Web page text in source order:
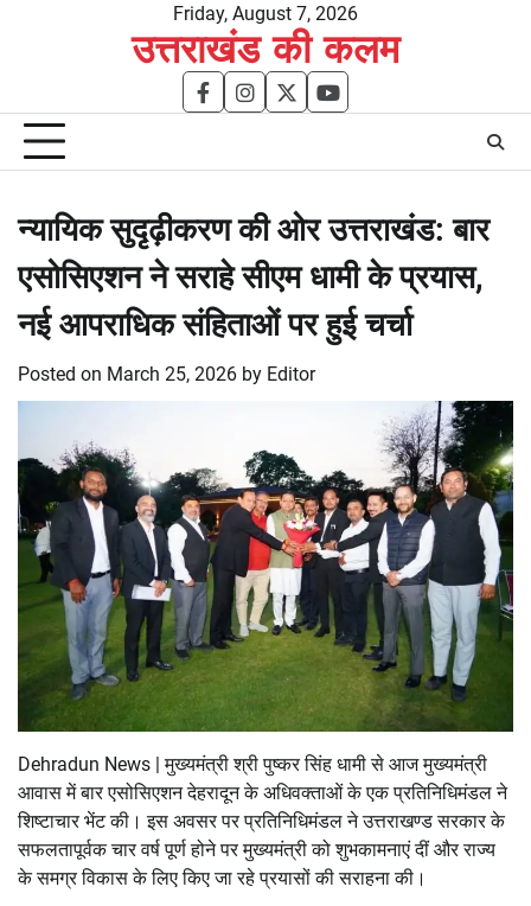
Friday, August 7, 2026
उत्तराखंड की कलम
facebookinstagram
twitteryoutube
न्यायिक सुदृढ़ीकरण की ओर उत्तराखंड: बार
एसोसिएशन ने सराहे सीएम धामी के प्रयास,
नई आपराधिक संहिताओं पर हुई चर्चा
Posted on March 25, 2026 by Editor
Dehradun News | मुख्यमंत्री श्री पुष्कर सिंह धामी से आज मुख्यमंत्री
आवास में बार एसोसिएशन देहरादून के अधिवक्ताओं के एक प्रतिनिधिमंडल ने
शिष्टाचार भेंट की। इस अवसर पर प्रतिनिधिमंडल ने उत्तराखण्ड सरकार के
सफलतापूर्वक चार वर्ष पूर्ण होने पर मुख्यमंत्री को शुभकामनाएं दीं और राज्य
के समग्र विकास के लिए किए जा रहे प्रयासों की सराहना की।